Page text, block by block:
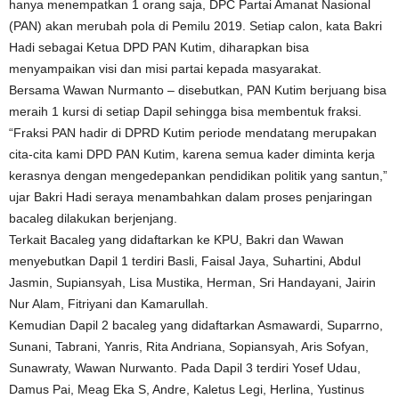
hanya menempatkan 1 orang saja, DPC Partai Amanat Nasional
(PAN) akan merubah pola di Pemilu 2019. Setiap calon, kata Bakri
Hadi sebagai Ketua DPD PAN Kutim, diharapkan bisa
menyampaikan visi dan misi partai kepada masyarakat.
Bersama Wawan Nurmanto – disebutkan, PAN Kutim berjuang bisa
meraih 1 kursi di setiap Dapil sehingga bisa membentuk fraksi.
“Fraksi PAN hadir di DPRD Kutim periode mendatang merupakan
cita-cita kami DPD PAN Kutim, karena semua kader diminta kerja
kerasnya dengan mengedepankan pendidikan politik yang santun,”
ujar Bakri Hadi seraya menambahkan dalam proses penjaringan
bacaleg dilakukan berjenjang.
Terkait Bacaleg yang didaftarkan ke KPU, Bakri dan Wawan
menyebutkan Dapil 1 terdiri Basli, Faisal Jaya, Suhartini, Abdul
Jasmin, Supiansyah, Lisa Mustika, Herman, Sri Handayani, Jairin
Nur Alam, Fitriyani dan Kamarullah.
Kemudian Dapil 2 bacaleg yang didaftarkan Asmawardi, Suparrno,
Sunani, Tabrani, Yanris, Rita Andriana, Sopiansyah, Aris Sofyan,
Sunawraty, Wawan Nurwanto. Pada Dapil 3 terdiri Yosef Udau,
Damus Pai, Meag Eka S, Andre, Kaletus Legi, Herlina, Yustinus